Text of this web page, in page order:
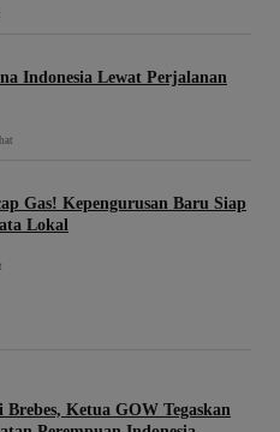
Indonesia Lewat Perjalanan
Gas! Kepengurusan Baru Siap
Lokal
Ketua GOW Tegaskan